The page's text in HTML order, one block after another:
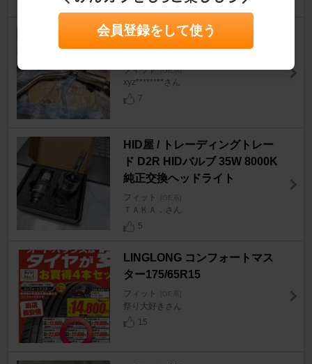
Axis styling GE ダブルアール
スポーツマフラー
フィット [GE系]
xyz********さん
7
HID屋 / トレーディングトレー
ド D2R HIDバルブ 35W 8000K
純正交換ヘッドライト
フィット [GE系]
ＴＡＫＡ．さん
5
LINGLONG コンフォートマス
ター175/65R15
フィット [GE系]
祭り大好きさん
15
会員登録をして使う